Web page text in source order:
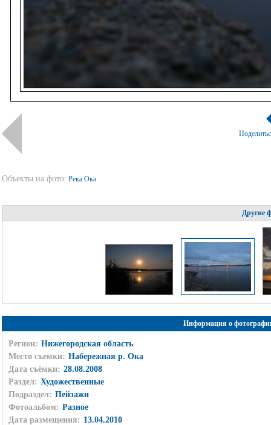
Объекты на фото: Река Ока
Другие
Информация о
Регион: Нижегородская область
Место съемки: Набережная р. Ока
Дата съёмки: 28.08.2008
Раздел: Художественные
Подраздел: Пейзажи
Фотоальбом: Разное
Дата размещения: 13.04.2010